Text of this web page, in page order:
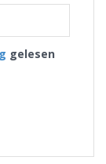
gelesen